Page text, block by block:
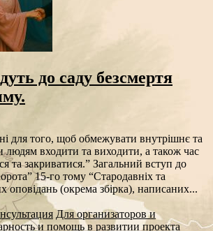
до саду безсмертя
для того, щоб обмежувати внутрішнє та
людям входити та виходити, а також час
та закриватися.” Загальний вступ до
15-го тому “Стародавніх та
оповідань (окрема збірка), написаних...
Для организаторов и
и помощь в развитии проекта